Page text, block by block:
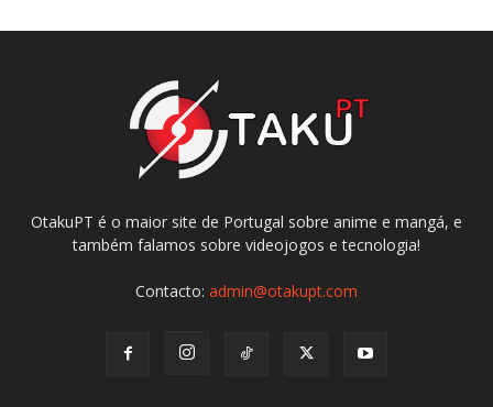
OtakuPT é o maior site de Portugal sobre anime e mangá, e
também falamos sobre videojogos e tecnologia!
Contacto: admin@otakupt.com